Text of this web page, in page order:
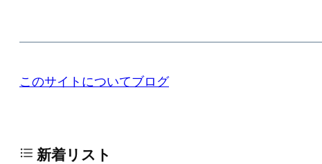
このサイトについてブログ
新着リスト